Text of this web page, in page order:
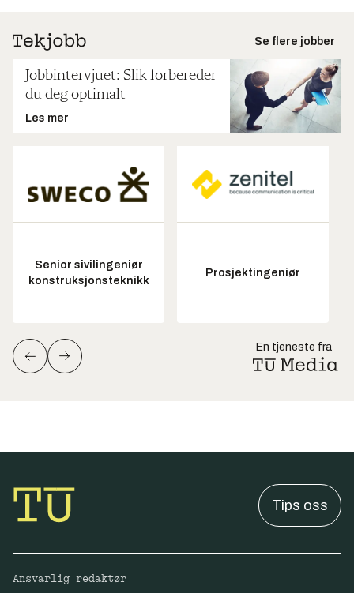
Se flere jobber
Jobbintervjuet: Slik forbereder
du deg optimalt
Les mer
Senior sivilingeniør
konstruksjonsteknikk
Prosjektingeniør
En tjeneste fra
Tips oss
Ansvarlig redaktør